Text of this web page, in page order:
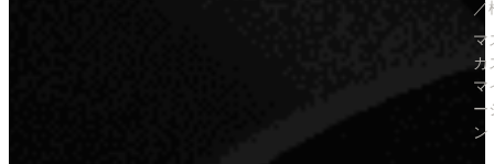
／
マ
カ
マ
ー
ン